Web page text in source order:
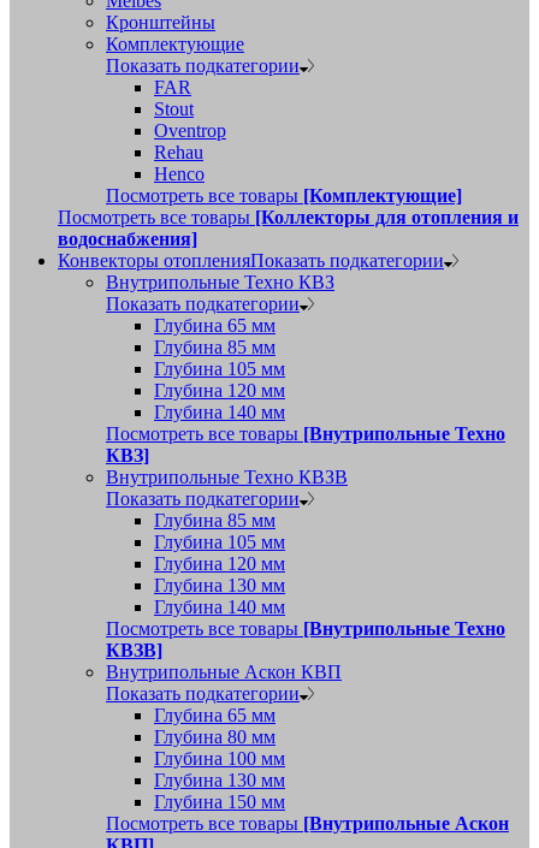
Кронштейны
Комплектующие
Показать подкатегории
FAR
Stout
Oventrop
Rehau
Henco
Посмотреть все товары [Комплектующие]
Посмотреть все товары [Коллекторы для отопления и
водоснабжения]
Конвекторы отопленияПоказать подкатегории
Внутрипольные Техно КВЗ
Показать подкатегории
Глубина 65 мм
Глубина 85 мм
Глубина 105 мм
Глубина 120 мм
Глубина 140 мм
Посмотреть все товары [Внутрипольные Техно
КВЗ]
Внутрипольные Техно КВЗВ
Показать подкатегории
Глубина 85 мм
Глубина 105 мм
Глубина 120 мм
Глубина 130 мм
Глубина 140 мм
Посмотреть все товары [Внутрипольные Техно
КВЗВ]
Внутрипольные Аскон КВП
Показать подкатегории
Глубина 65 мм
Глубина 80 мм
Глубина 100 мм
Глубина 130 мм
Глубина 150 мм
Посмотреть все товары [Внутрипольные Аскон